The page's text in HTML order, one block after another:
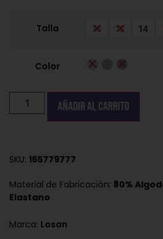
Talla 10 12 14
Color
Añadir al carrito
SKU: 165779777
Material de Fabricación: 80%
Elastano
Marca: Losan